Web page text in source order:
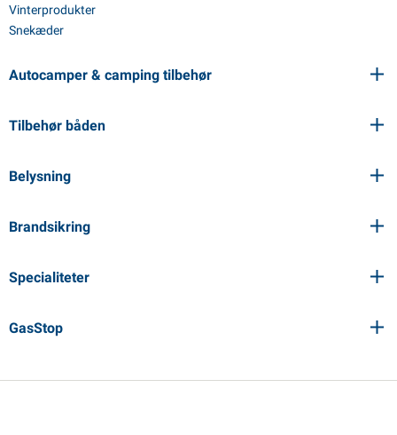
Vinterprodukter
Snekæder
Autocamper & camping tilbehør
Tilbehør båden
Belysning
Brandsikring
Specialiteter
GasStop